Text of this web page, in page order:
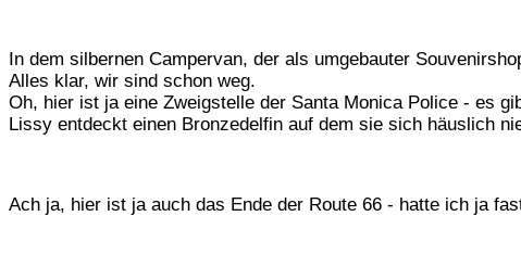
In dem silbernen Campervan, der als umgebauter
Alles klar, wir sind schon weg.
Oh, hier ist ja eine Zweigstelle der Santa Monica Police - es
Lissy entdeckt einen Bronzedelfin auf dem sie sich häuslich
Ach ja, hier ist ja auch das Ende der Route 66 - hatte ich ja